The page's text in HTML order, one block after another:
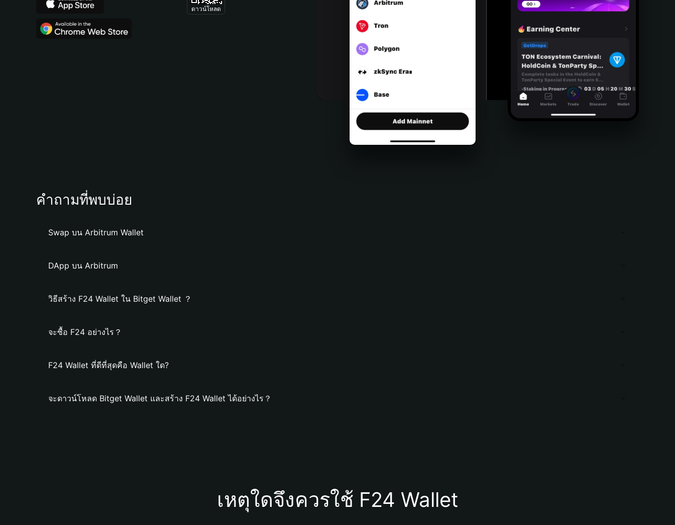
ดาวน์โหลด
คำถามที่พบบ่อย
Swap บน Arbitrum Wallet
DApp บน Arbitrum
วิธีสร้าง F24 Wallet ใน Bitget Wallet ？
จะซื้อ F24 อย่างไร？
F24 Wallet ที่ดีที่สุดคือ Wallet ใด?
จะดาวน์โหลด Bitget Wallet และสร้าง F24 Wallet ได้อย่างไร？
เหตุใดจึงควรใช้ F24 Wallet